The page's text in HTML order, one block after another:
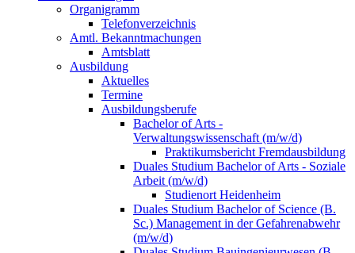
Organigramm
Telefonverzeichnis
Amtl. Bekanntmachungen
Amtsblatt
Ausbildung
Aktuelles
Termine
Ausbildungsberufe
Bachelor of Arts -
Verwaltungswissenschaft (m/w/d)
Praktikumsbericht Fremdausbildung
Duales Studium Bachelor of Arts - Soziale
Arbeit (m/w/d)
Studienort Heidenheim
Duales Studium Bachelor of Science (B.
Sc.) Management in der Gefahrenabwehr
(m/w/d)